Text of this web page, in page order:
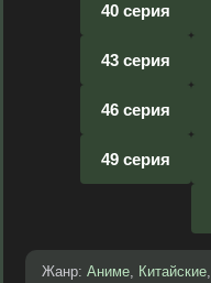
40 серия
43 серия
46 серия
49 серия
Жанр: Аниме, Китайские,